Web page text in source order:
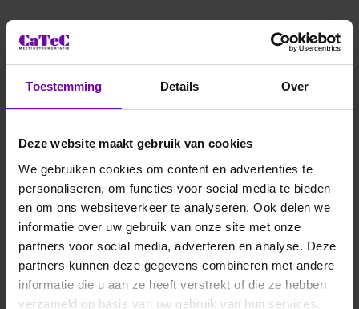
Toestemming Details Over
Deze website maakt gebruik van cookies
We gebruiken cookies om content en advertenties te
personaliseren, om functies voor social media te bieden
en om ons websiteverkeer te analyseren. Ook delen we
informatie over uw gebruik van onze site met onze
partners voor social media, adverteren en analyse. Deze
partners kunnen deze gegevens combineren met andere
informatie die u aan ze heeft verstrekt of die ze hebben
verzameld op basis van uw gebruik van hun services.